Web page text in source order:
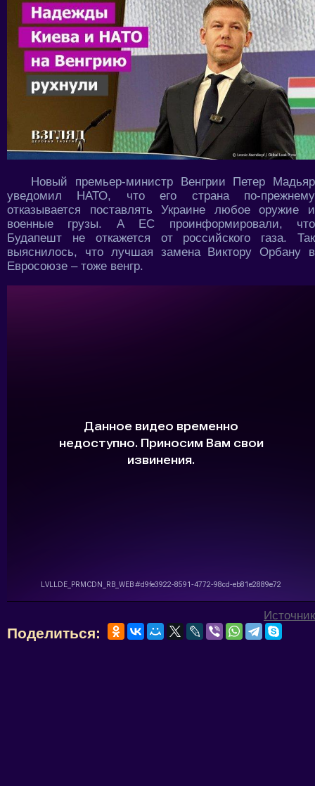
Новый премьер-министр Венгрии Петер Мадьяр
уведомил НАТО, что его страна по-прежнему
отказывается поставлять Украине любое оружие и
военные грузы. А ЕС проинформировали, что
Будапешт не откажется от российского газа. Так
выяснилось, что лучшая замена Виктору Орбану в
Евросоюзе – тоже венгр.
Источник
Поделиться: